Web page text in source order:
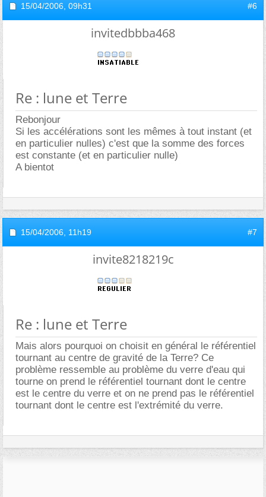
15/04/2006, 09h31 #6
invitedbbba468
Re : lune et Terre
Rebonjour
Si les accélérations sont les mêmes à tout instant (et
en particulier nulles) c'est que la somme des forces
est constante (et en particulier nulle)
A bientot
15/04/2006, 11h19 #7
invite8218219c
Re : lune et Terre
Mais alors pourquoi on choisit en général le référentiel
tournant au centre de gravité de la Terre? Ce
problème ressemble au problème du verre d'eau qui
tourne on prend le référentiel tournant dont le centre
est le centre du verre et on ne prend pas le référentiel
tournant dont le centre est l'extrémité du verre.